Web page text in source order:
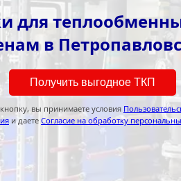
для
в
Получить выгодное ТКП
вы принимаете условия
и даете Согласие на обработку